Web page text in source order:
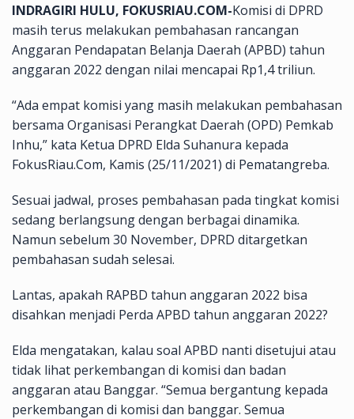
INDRAGIRI HULU, FOKUSRIAU.COM-Komisi di DPRD
masih terus melakukan pembahasan rancangan
Anggaran Pendapatan Belanja Daerah (APBD) tahun
anggaran 2022 dengan nilai mencapai Rp1,4 triliun.
“Ada empat komisi yang masih melakukan pembahasan
bersama Organisasi Perangkat Daerah (OPD) Pemkab
Inhu,” kata Ketua DPRD Elda Suhanura kepada
FokusRiau.Com, Kamis (25/11/2021) di Pematangreba.
Sesuai jadwal, proses pembahasan pada tingkat komisi
sedang berlangsung dengan berbagai dinamika.
Namun sebelum 30 November, DPRD ditargetkan
pembahasan sudah selesai.
Lantas, apakah RAPBD tahun anggaran 2022 bisa
disahkan menjadi Perda APBD tahun anggaran 2022?
Elda mengatakan, kalau soal APBD nanti disetujui atau
tidak lihat perkembangan di komisi dan badan
anggaran atau Banggar. “Semua bergantung kepada
perkembangan di komisi dan banggar. Semua